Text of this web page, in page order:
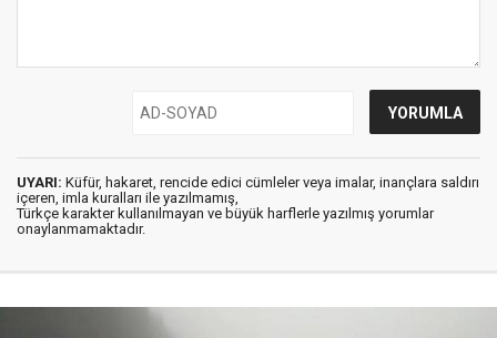
UYARI: Küfür, hakaret, rencide edici cümleler veya imalar, inançlara saldırı
içeren, imla kuralları ile yazılmamış,
Türkçe karakter kullanılmayan ve büyük harflerle yazılmış yorumlar
onaylanmamaktadır.